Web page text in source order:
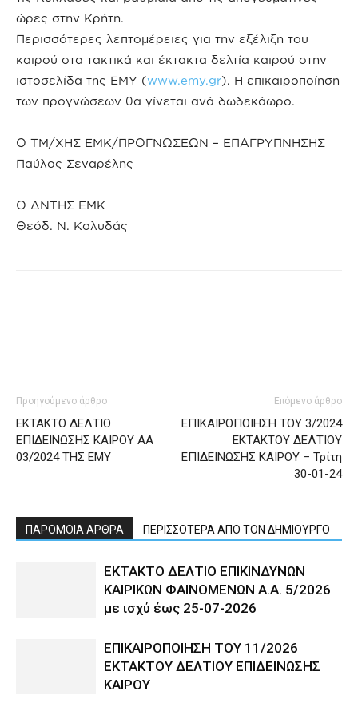
ώρες στην Κρήτη.
Περισσότερες λεπτομέρειες για την εξέλιξη του
καιρού στα τακτικά και έκτακτα δελτία καιρού στην
ιστοσελίδα της ΕΜΥ (www.emy.gr). Η επικαιροποίηση
των προγνώσεων θα γίνεται ανά δωδεκάωρο.
Ο ΤΜ/ΧΗΣ ΕΜΚ/ΠΡΟΓΝΩΣΕΩΝ – ΕΠΑΓΡΥΠΝΗΣΗΣ
Παύλος Σεναρέλης
Ο ΔΝΤΗΣ ΕΜΚ
Θεόδ. Ν. Κολυδάς
Προηγούμενο άρθρο
ΕΚΤΑΚΤΟ ΔΕΛΤΙΟ
ΕΠΙΔΕΙΝΩΣΗΣ ΚΑΙΡΟΥ AA
03/2024 ΤΗΣ ΕΜΥ
Επόμενο άρθρο
ΕΠΙΚΑΙΡΟΠΟΙΗΣΗ ΤΟΥ 3/2024
ΕΚΤΑΚΤΟΥ ΔΕΛΤΙΟΥ
ΕΠΙΔΕΙΝΩΣΗΣ ΚΑΙΡΟΥ – Τρίτη
30-01-24
ΠΑΡΟΜΟΙΑ ΑΡΘΡΑ ΠΕΡΙΣΣΟΤΕΡΑ ΑΠΟ ΤΟΝ ΔΗΜΙΟΥΡΓΟ
ΕΚΤΑΚΤΟ ΔΕΛΤΙΟ ΕΠΙΚΙΝΔΥΝΩΝ
ΚΑΙΡΙΚΩΝ ΦΑΙΝΟΜΕΝΩΝ Α.Α. 5/2026
με ισχύ έως 25-07-2026
ΕΠΙΚΑΙΡΟΠΟΙΗΣΗ ΤΟΥ 11/2026
ΕΚΤΑΚΤΟΥ ΔΕΛΤΙΟΥ ΕΠΙΔΕΙΝΩΣΗΣ
ΚΑΙΡΟΥ